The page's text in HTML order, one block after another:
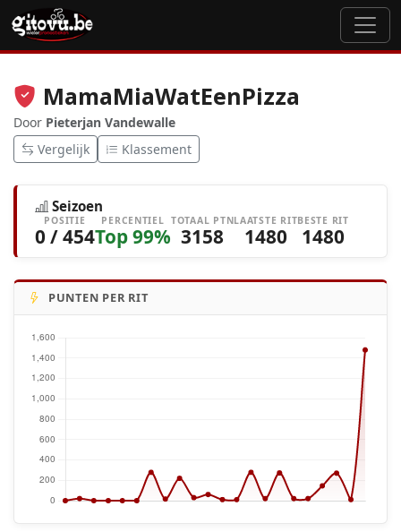
MamaMiaWatEenPizza
Door Pieterjan Vandewalle
Vergelijk
Klassement
Seizoen
POSITIE
0 / 454
PERCENTIEL
Top 99%
TOTAAL PTN
3158
LAATSTE RIT
1480
BESTE RIT
1480
PUNTEN PER RIT